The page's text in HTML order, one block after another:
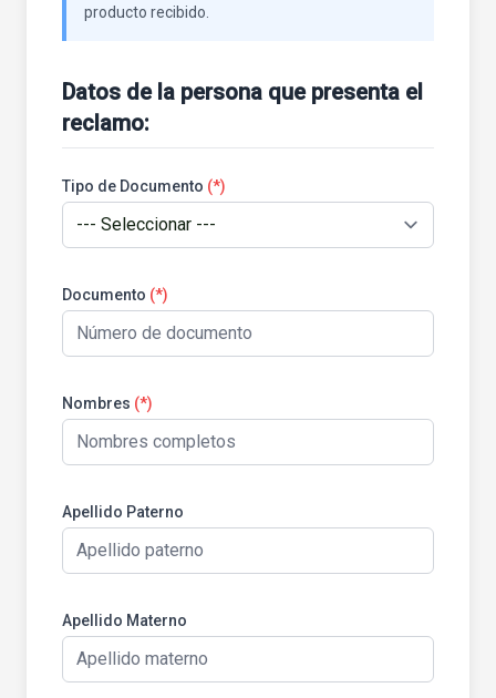
producto recibido.
Datos de la persona que presenta el
reclamo:
Tipo de Documento (*)
Documento (*)
Nombres (*)
Apellido Paterno
Apellido Materno